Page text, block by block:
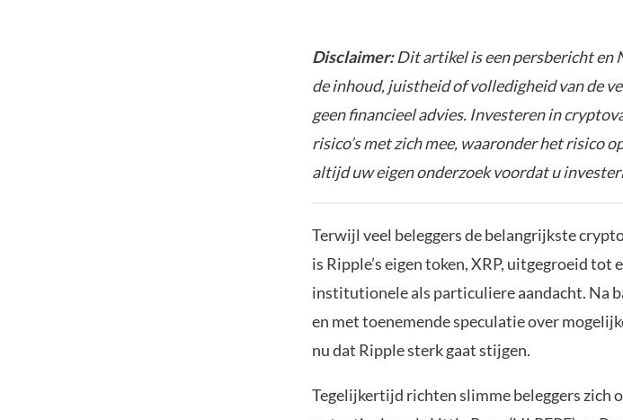
Disclaimer:Dit artikel is een persbericht
de inhoud, juistheid of volledigheid van de
geen financieel advies. Investeren in
risico’s met zich mee, waaronder het risico
altijd uw eigen onderzoek voordat u
Terwijl veel beleggers de belangrijkste
is Ripple’s eigen token, XRP, uitgegroeid
institutionele als particuliere aandacht. Na
en met toenemende speculatie over
nu dat Ripple sterk gaat stijgen.
Tegelijkertijd richten slimme beleggers zich